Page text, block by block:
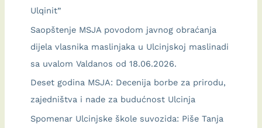
Ulqinit”
Saopštenje MSJA povodom javnog obraćanja
dijela vlasnika maslinjaka u Ulcinjskoj maslinadi
sa uvalom Valdanos od 18.06.2026.
Deset godina MSJA: Decenija borbe za prirodu,
zajedništva i nade za budućnost Ulcinja
Spomenar Ulcinjske škole suvozida: Piše Tanja